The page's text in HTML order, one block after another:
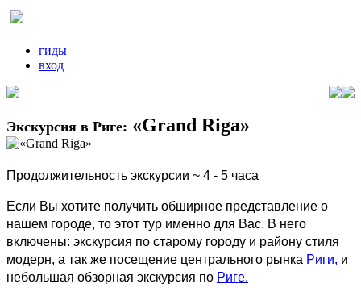
гиды
вход
Экскурсия в Риге: «Grand Riga»
Продолжительность экскурсии ~ 4 - 5 часа
Если Вы хотите получить обширное представление о
нашем городе, то этот тур именно для Вас. В него
включены: экскурсия по старому городу и району стиля
модерн, а так же посещение центрального рынка Риги, и
небольшая обзорная экскурсия по Риге.